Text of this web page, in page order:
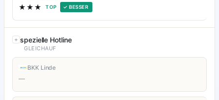
★★★ TOP ✓ BESSER
spezielle Hotline
GLEICHAUF
BKK Linde
—